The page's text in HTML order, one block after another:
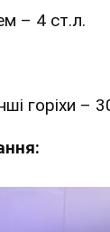
– 4 ст.л.
горіхи –